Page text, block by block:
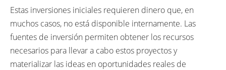
Estas inversiones iniciales requieren dinero que, en
muchos casos, no está disponible internamente. Las
fuentes de inversión permiten obtener los recursos
necesarios para llevar a cabo estos proyectos y
materializar las ideas en oportunidades reales de